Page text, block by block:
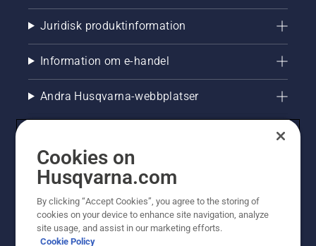
Juridisk produktinformation
Information om e-handel
Andra Husqvarna-webbplatser
Cookies on
Husqvarna.com
By clicking “Accept Cookies”, you agree to the storing of
cookies on your device to enhance site navigation, analyze
site usage, and assist in our marketing efforts.
Cookie Policy